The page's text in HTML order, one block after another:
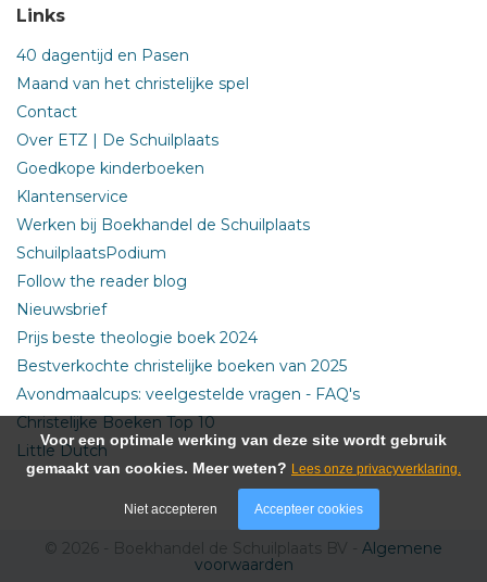
Links
40 dagentijd en Pasen
Maand van het christelijke spel
Contact
Over ETZ | De Schuilplaats
Goedkope kinderboeken
Klantenservice
Werken bij Boekhandel de Schuilplaats
SchuilplaatsPodium
Follow the reader blog
Nieuwsbrief
Prijs beste theologie boek 2024
Bestverkochte christelijke boeken van 2025
Avondmaalcups: veelgestelde vragen - FAQ's
Christelijke Boeken Top 10
Little Dutch
© 2026 - Boekhandel de Schuilplaats BV - Algemene
voorwaarden
Voor een optimale werking van deze site wordt gebruik
gemaakt van cookies. Meer weten? Lees onze privacyverklaring.
Niet accepteren Accepteer cookies